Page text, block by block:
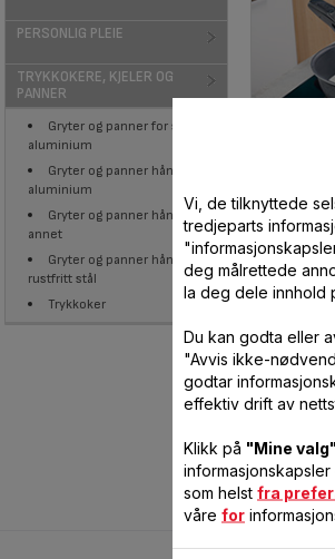
PERSONLIG PLEIE
TRYKKOKERE, KJELER OG
PANNER
Gryter og panner for stabling
aluminium
Gryter og panner håndtak
aluminium
Gryter og panner håndtak
annet
Gryter og panner håndtak
rustfritt stål
Trykkoker
GRYTER
Vi, de tilknyttede
tredjeparts
deg målrettede
la deg dele innhold
Du kan godta eller
"Avvis ikke-
godtar
effektiv drift av
Klikk på "Mine valg"
som helst fra
våre for